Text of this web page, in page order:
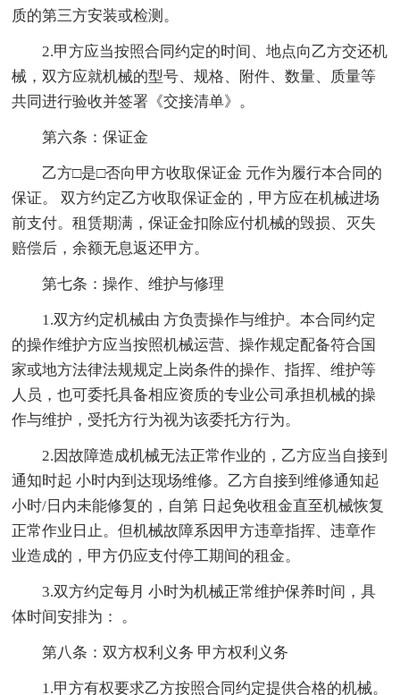
质的第三方安装或检测。
2.甲方应当按照合同约定的时间、地点向乙方交还机
械，双方应就机械的型号、规格、附件、数量、质量等
共同进行验收并签署《交接清单》。
第六条：保证金
乙方□是□否向甲方收取保证金 元作为履行本合同的
保证。 双方约定乙方收取保证金的，甲方应在机械进场
前支付。租赁期满，保证金扣除应付机械的毁损、灭失
赔偿后，余额无息返还甲方。
第七条：操作、维护与修理
1.双方约定机械由 方负责操作与维护。本合同约定
的操作维护方应当按照机械运营、操作规定配备符合国
家或地方法律法规规定上岗条件的操作、指挥、维护等
人员，也可委托具备相应资质的专业公司承担机械的操
作与维护，受托方行为视为该委托方行为。
2.因故障造成机械无法正常作业的，乙方应当自接到
通知时起 小时内到达现场维修。乙方自接到维修通知起
小时/日内未能修复的，自第 日起免收租金直至机械恢复
正常作业日止。但机械故障系因甲方违章指挥、违章作
业造成的，甲方仍应支付停工期间的租金。
3.双方约定每月 小时为机械正常维护保养时间，具
体时间安排为： 。
第八条：双方权利义务 甲方权利义务
1.甲方有权要求乙方按照合同约定提供合格的机械。